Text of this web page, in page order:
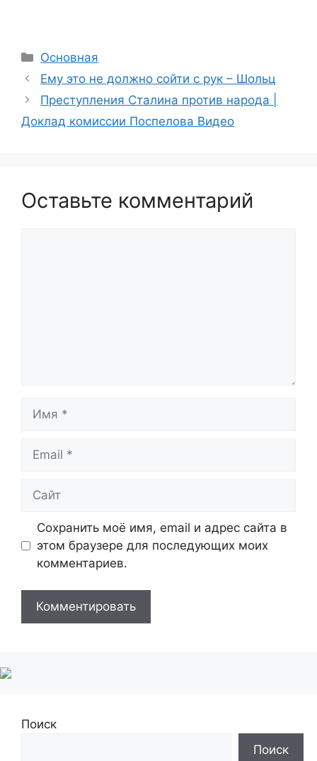
Рубрики
Основная
Ему это не должно сойти с рук – Шольц
Преступления Сталина против народа |
Доклад комиссии Поспелова Видео
Оставьте комментарий
Сохранить моё имя, email и адрес сайта в
этом браузере для последующих моих
комментариев.
Поиск
Поиск